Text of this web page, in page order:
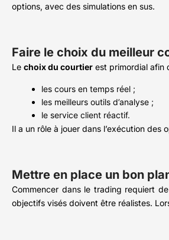
options, avec des simulations en sus.
Faire le choix du meilleur
Le choix du courtier est primordial afin
les cours en temps réel ;
les meilleurs outils d’analyse ;
le service client réactif.
Il a un rôle à jouer dans l’exécution des
Mettre en place un bon
Commencer dans le trading requiert
objectifs visés doivent être réalistes.